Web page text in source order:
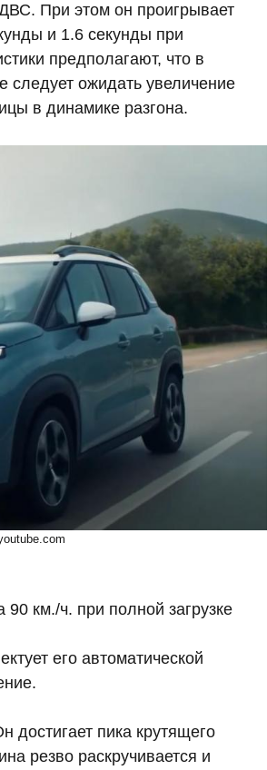
При этом он проигрывает
и 1.6 секунды при
предполагают, что в
следует ожидать увеличение
в динамике разгона.
км./ч. при полной загрузке
его автоматической
достигает пика крутящего
резво раскручивается и